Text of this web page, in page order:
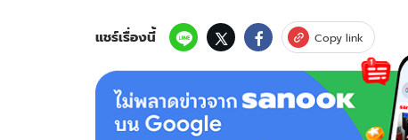
แชร์เรื่องนี้ Copy link